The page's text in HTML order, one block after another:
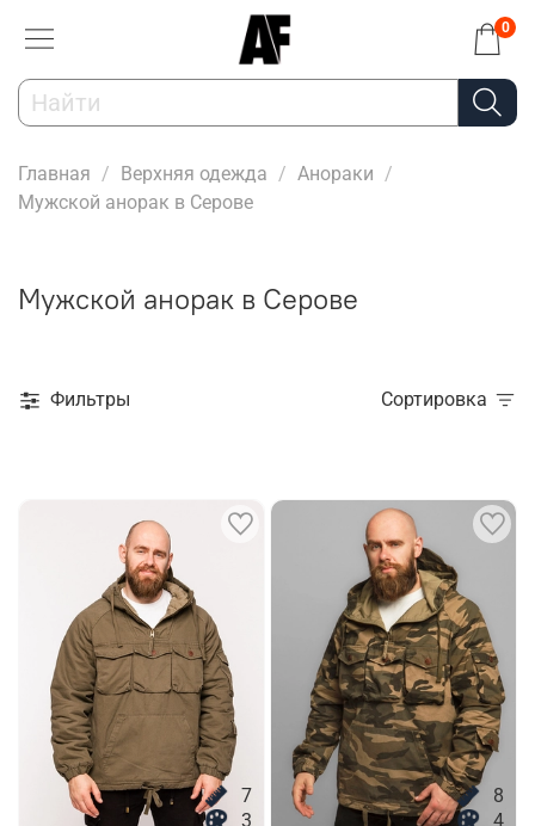
0
Главная Верхняя одежда
Анораки
Мужской анорак в Серове
Мужской анорак в Серове
Фильтры Сортировка
7
3
8
4